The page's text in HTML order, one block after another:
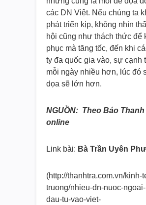
các DN Việt. Nếu chúng ta
phát triển kịp, không nhìn
hội cũng như thách thức để
phục mà tăng tốc, đến khi
ty đa quốc gia vào, sự cạnh
mỗi ngày nhiều hơn, lúc đó
dọa sẽ lớn hơn.
NGUỒN: Theo Báo Thanh
online
Link bài: Bà Trần Uyên
(http://thanhtra.com.vn/kinh-
truong/nhieu-dn-nuoc-
dau-tu-vao-viet-